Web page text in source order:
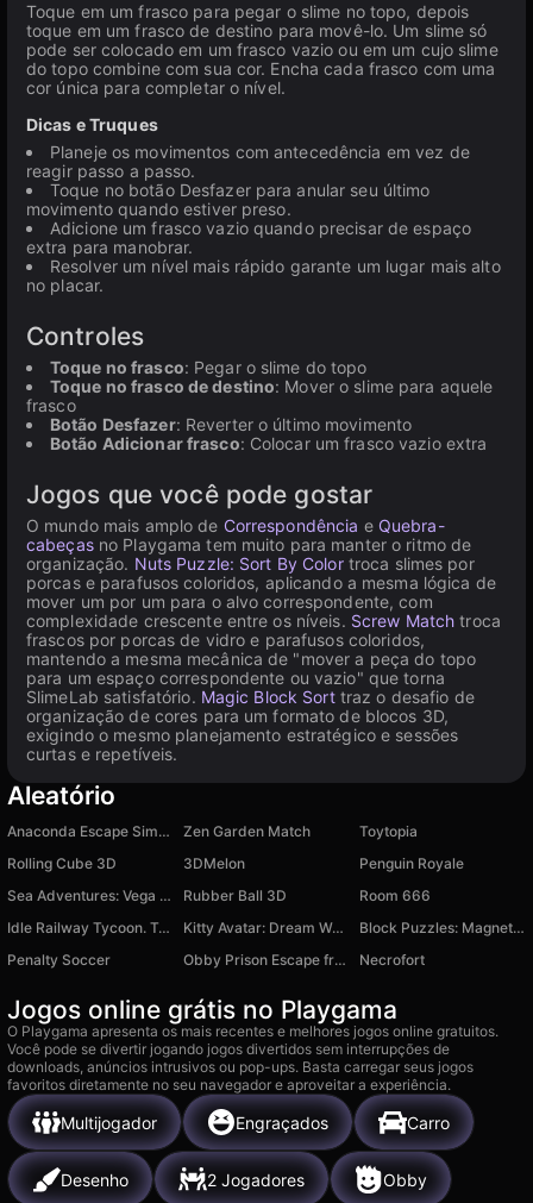
Toque em um frasco para pegar o slime no topo, depois
toque em um frasco de destino para movê-lo. Um slime só
pode ser colocado em um frasco vazio ou em um cujo slime
do topo combine com sua cor. Encha cada frasco com uma
cor única para completar o nível.
Dicas e Truques
Planeje os movimentos com antecedência em vez de
reagir passo a passo.
Toque no botão Desfazer para anular seu último
movimento quando estiver preso.
Adicione um frasco vazio quando precisar de espaço
extra para manobrar.
Resolver um nível mais rápido garante um lugar mais alto
no placar.
Controles
Toque no frasco: Pegar o slime do topo
Toque no frasco de destino: Mover o slime para aquele
frasco
Botão Desfazer: Reverter o último movimento
Botão Adicionar frasco: Colocar um frasco vazio extra
Jogos que você pode gostar
O mundo mais amplo de Correspondência e Quebra-
cabeçasno Playgama tem muito para manter o ritmo de
organização. Nuts Puzzle: Sort By Colortroca slimes por
porcas e parafusos coloridos, aplicando a mesma lógica de
mover um por um para o alvo correspondente, com
complexidade crescente entre os níveis. Screw Match troca
frascos por porcas de vidro e parafusos coloridos,
mantendo a mesma mecânica de "mover a peça do topo
para um espaço correspondente ou vazio" que torna
SlimeLab satisfatório. Magic Block Sorttraz o desafio de
organização de cores para um formato de blocos 3D,
exigindo o mesmo planejamento estratégico e sessões
curtas e repetíveis.
Aleatório
Anaconda Escape Simulator Zen Garden Match
Toytopia
Rolling Cube 3D
3DMelon
Penguin Royale
Sea Adventures: Vega Mix
Rubber Ball 3D
Room 666
Idle Railway Tycoon. Train Empire
Kitty Avatar: Dream World
Block Puzzles: Magnetic Mosaic
Penalty Soccer
Obby Prison Escape from Barry Necrofort
Jogos online grátis no Playgama
O Playgama apresenta os mais recentes e melhores jogos online gratuitos.
Você pode se divertir jogando jogos divertidos sem interrupções de
downloads, anúncios intrusivos ou pop-ups. Basta carregar seus jogos
favoritos diretamente no seu navegador e aproveitar a experiência.
Multijogador Engraçados Carro
Desenho 2 Jogadores Obby